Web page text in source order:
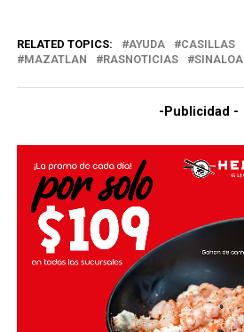
RELATED TOPICS: AYUDA CASILLAS
MAZATLAN
RASNOTICIAS SINALOA
-Publicidad -